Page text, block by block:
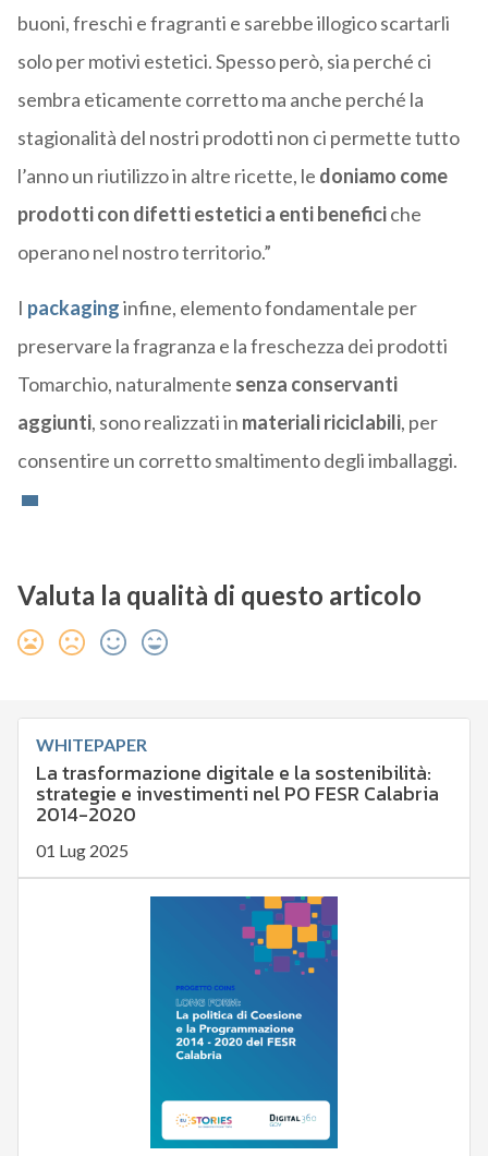
buoni, freschi e fragranti e sarebbe illogico scartarli
solo per motivi estetici. Spesso però, sia perché ci
sembra eticamente corretto ma anche perché la
stagionalità del nostri prodotti non ci permette tutto
l’anno un riutilizzo in altre ricette, le doniamo come
prodotti con difetti estetici a enti beneficiche
operano nel nostro territorio.”
I packaginginfine, elemento fondamentale per
preservare la fragranza e la freschezza dei prodotti
Tomarchio, naturalmente senza conservanti
aggiunti, sono realizzati in materiali riciclabili, per
consentire un corretto smaltimento degli imballaggi.
Valuta la qualità di questo articolo
WHITEPAPER
La trasformazione digitale e la sostenibilità:
strategie e investimenti nel PO FESR Calabria
2014-2020
01 Lug 2025